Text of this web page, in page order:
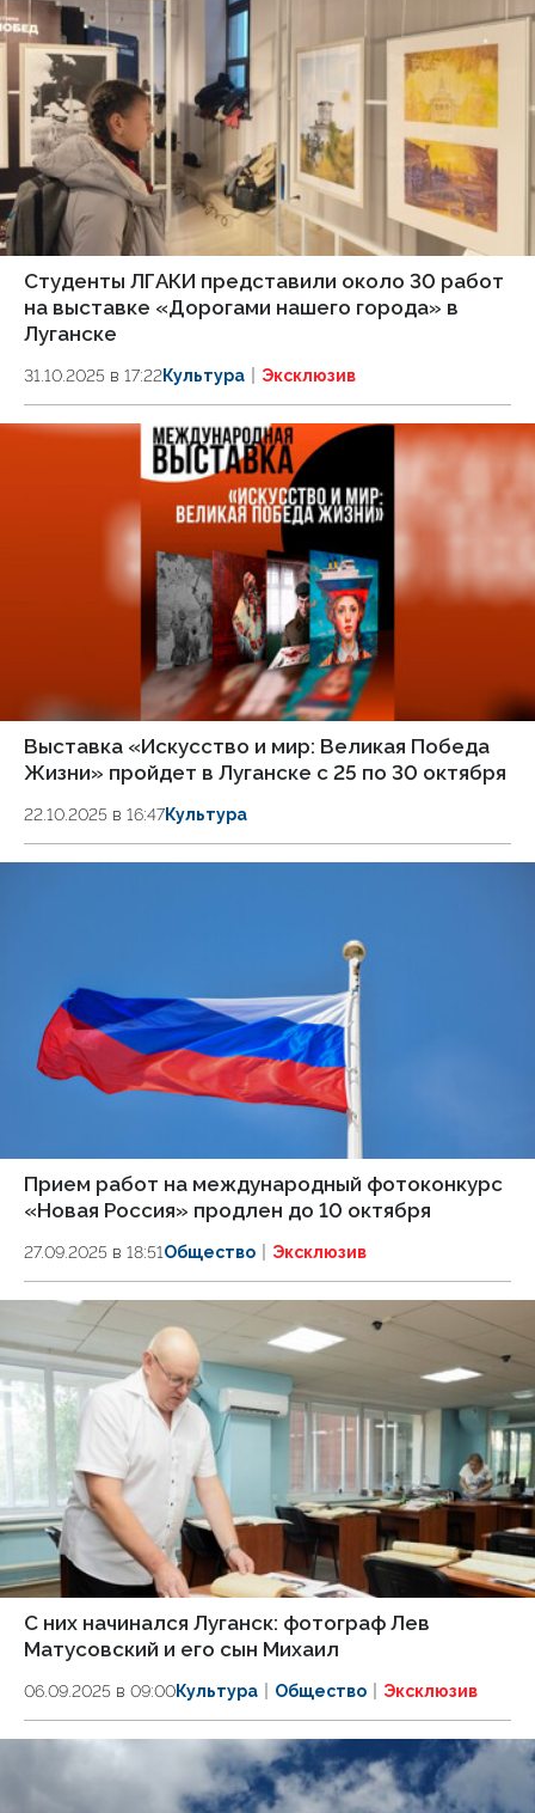
Студенты ЛГАКИ представили около 30 работ
на выставке «Дорогами нашего города» в
Луганске
31.10.2025 в 17:22Культура Эксклюзив
Выставка «Искусство и мир: Великая Победа
Жизни» пройдет в Луганске с 25 по 30 октября
22.10.2025 в 16:47Культура
Прием работ на международный фотоконкурс
«Новая Россия» продлен до 10 октября
27.09.2025 в 18:51Общество Эксклюзив
С них начинался Луганск: фотограф Лев
Матусовский и его сын Михаил
06.09.2025 в 09:00Культура Общество Эксклюзив